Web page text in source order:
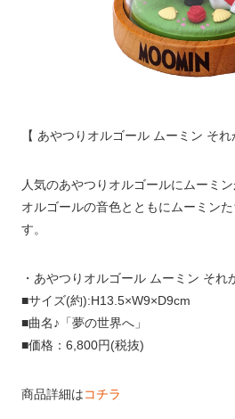
【 あやつりオルゴール ムーミン それ
人気のあやつりオルゴールにムーミン
オルゴールの音色とともにムーミン
す。
・あやつりオルゴール ムーミン それ
■サイズ(約):H13.5×W9×D9cm
■曲名♪「夢の世界へ」
■価格：6,800円(税抜)
商品詳細はコチラ